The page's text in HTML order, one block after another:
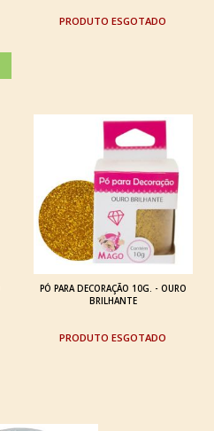
ESGOTADO
PÓ PARA DECORAÇÃO 10G. - OURO
BRILHANTE
ESGOTADO